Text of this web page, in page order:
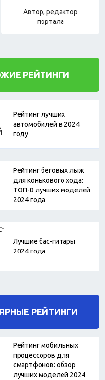
собак
Автор, редактор
портала
РЕЙТИНГИ
Рейтинг лучших
автомобилей в 2024
году
Рейтинг беговых лыж
для конькового хода:
ТОП-8 лучших моделей
2024 года
Лучшие бас-гитары
2024 года
РЕЙТИНГИ
Рейтинг мобильных
процессоров для
смартфонов: обзор
лучших моделей 2024